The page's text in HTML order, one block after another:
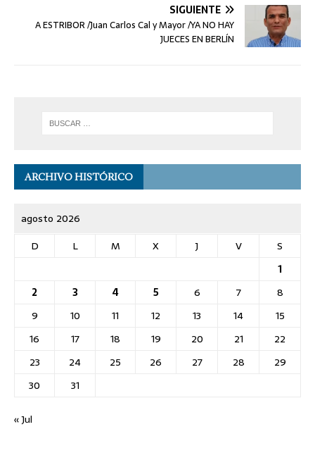
SIGUIENTE
A ESTRIBOR /Juan Carlos Cal y Mayor /YA NO HAY
JUECES EN BERLÍN
ARCHIVO HISTÓRICO
agosto 2026
D
L M X J V
S
1
2
3 4 5 6 7
8
9
10 11 12 13 14
15
16
17 18 19 20 21
22
23
24 25 26 27 28
29
30
31
« Jul